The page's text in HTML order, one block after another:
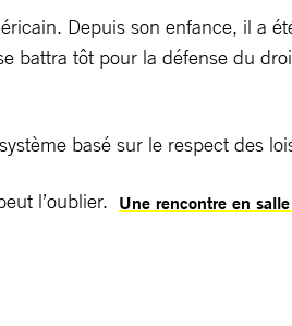
Depuis son enfance, il a
battra tôt pour la défense du
basé sur le respect des
l’oublier. Une rencontre en